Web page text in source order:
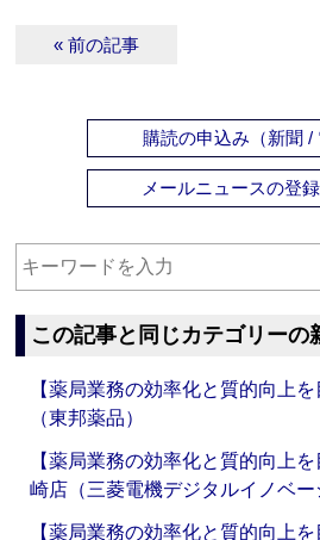
« 前の記事
購読の申込み（新聞 /
メールニュースの登録
この記事と同じカテゴリーの
【薬局業務の効率化と質的向上
（東邦薬品）
【薬局業務の効率化と質的向上
崎店（三菱電機デジタルイノベー
【薬局業務の効率化と質的向上